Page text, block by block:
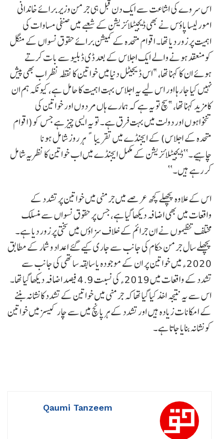
اس سروے کی اشاعت سے ایک دن قبل ہی جرمن وزیر برائے خاندانی
امور لیسا پاؤس نے بھی ڈیجیٹلائزیشن کے شعبے میں صنفی مساوات کی
اہمیت پر زور دیا تھا۔ اقوام متحدہ کے کمیشن برائے حقوق نسواں کے منگل
کو منعقد ہونے والے ایک اجلاس کے بعد ڈی ڈبلیو سے بات کرتے
ہوئے ان کا کہنا تھا، ”اس ڈیجیٹل دنیا میں خواتین کا نقطہ نظر اب بھی پیش
نہیں کیا جا رہا اور اس لیے یہ اجلاس بہت اہمیت کا حامل ہے، کیونکہ ہم ان
کا مزید کہنا تھا، ”سچ تو یہ ہے کہ ہمارے ہاں مردوں اور خواتین کی
تنخواہوں اور دولت میں بہت فرق ہے۔ تو یہ ایسی چیز ہے جس کو (اقوام
متحدہ کے اجلاس) کے ایجنڈے میں تقریباﹰ ہر روز شامل ہونا
چاہیے۔‘‘ڈیجیٹلائزیشن کے مکمل ایجنڈے میں اب خواتین کا نظریہ شامل
کر رہے ہیں۔‘‘
اس کے علاوہ پچھلے کچھ عرصے میں جرمنی میں خواتین پر تشدد کے
واقعات میں بھی اضافہ دیکھا گیا ہے، جس پر حقوق نسواں سے منسلک
مختلف تنظیموں نے ان جرائم کے خلاف سزاؤں میں سختی پر زور دیا ہے۔
پچھلے سال جرمن حکام کی جانب سے جاری کیے گئے اعداد و شمار کے مطابق
2020ء میں خواتین پر ان کے موجودہ یا سابقہ ساتھی کی جانب سے
تشدد کے واقعات میں 2019ء کی نسبت 4.9 فیصد اضافہ دیکھا گیا تھا۔
اس سے یہ نتیجہ اخذ کیا گیا تھا کہ جرمنی میں خواتین کے تشدد کا نشانہ بننے
کے امکانات زیادہ ہیں اور تشدد کے ہر پانچ میں سے چار کیسز میں خواتین
کو نشانہ بنایا جاتا ہے۔
Qaumi Tanzeem